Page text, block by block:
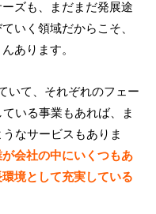
ズも、まだまだ発展途
いく領域だからこそ、
あります。
いて、それぞれのフェー
いる事業もあれば、ま
なサービスもありま
会社の中にいくつもあ
境として充実している